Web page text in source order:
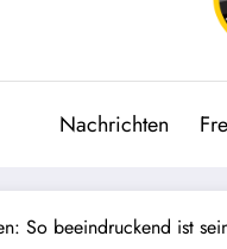
Nachrichten
So beeindruckend ist